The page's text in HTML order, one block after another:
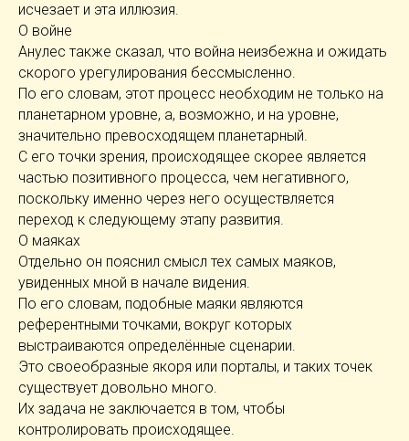
исчезает и эта иллюзия.
О войне
Анулес также сказал, что война неизбежна и ожидать
скорого урегулирования бессмысленно.
По его словам, этот процесс необходим не только на
планетарном уровне, а, возможно, и на уровне,
значительно превосходящем планетарный.
С его точки зрения, происходящее скорее является
частью позитивного процесса, чем негативного,
поскольку именно через него осуществляется
переход к следующему этапу развития.
О маяках
Отдельно он пояснил смысл тех самых маяков,
увиденных мной в начале видения.
По его словам, подобные маяки являются
референтными точками, вокруг которых
выстраиваются определённые сценарии.
Это своеобразные якоря или порталы, и таких точек
существует довольно много.
Их задача не заключается в том, чтобы
контролировать происходящее.